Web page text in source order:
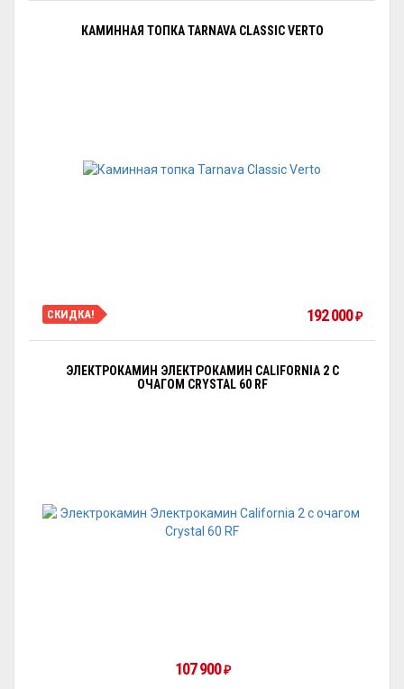
КАМИННАЯ ТОПКА TARNAVA CLASSIC VERTO
СКИДКА! 192 000₽
ЭЛЕКТРОКАМИН ЭЛЕКТРОКАМИН CALIFORNIA 2 С
ОЧАГОМ CRYSTAL 60 RF
107 900₽